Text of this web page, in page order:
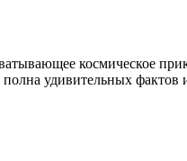
космическое
удивительных